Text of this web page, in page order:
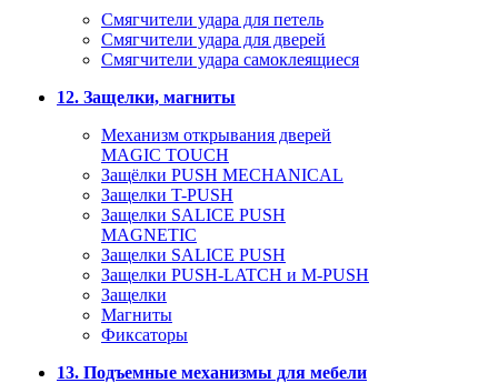
Смягчители удара для петель
Смягчители удара для дверей
Cмягчители удара самоклеящиеся
12. Защелки, магниты
Механизм открывания дверей
MAGIC TOUCH
Защёлки PUSH MECHANICAL
Защелки T-PUSH
Защелки SALICE PUSH
MAGNETIC
Защелки SALICE PUSH
Защелки PUSH-LATCH и M-PUSH
Защелки
Магниты
Фиксаторы
13. Подъемные механизмы для мебели